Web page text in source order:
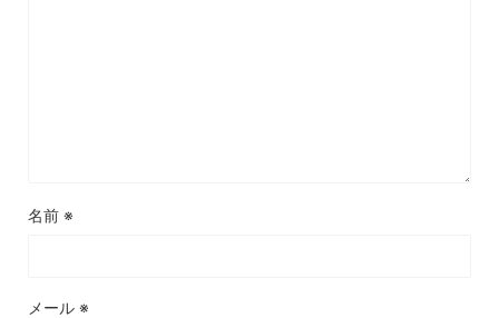
名前 ※
メール ※